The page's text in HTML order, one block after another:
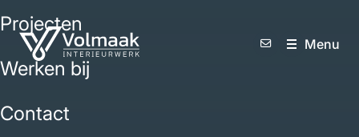
Projecten
Werken bij
Contact
Menu